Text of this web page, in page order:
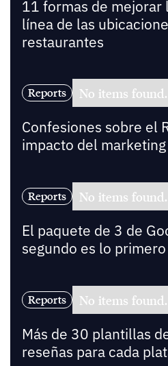
11 formas de mejorar
línea de las
restaurantes
Reports No items found.
Confesiones sobre el
impacto del
Reports No items found.
El paquete de 3 de
segundo es lo primero
Reports No items found.
Más de 30 plantillas
reseñas para cada